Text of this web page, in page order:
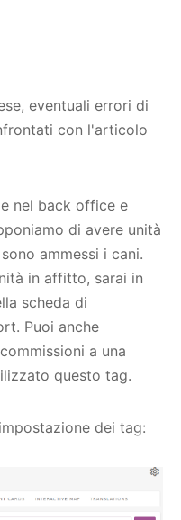
eventuali errori di
con l'articolo
nel back office e
di avere unità
ammessi i cani.
in affitto, sarai in
scheda di
Puoi anche
a una
questo tag.
dei tag: